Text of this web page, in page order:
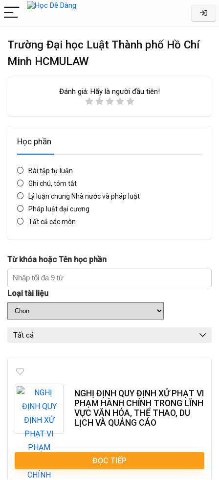
Trường Đại học Luật Thành phố Hồ Chí
Minh HCMULAW
Đánh giá: Hãy là người đầu tiên!
Học phần
Bài tập tự luận
Ghi chú, tóm tắt
Lý luận chung Nhà nước và pháp luật
Pháp luật đại cương
Tất cả các môn
Từ khóa hoặc Tên học phần
Loại tài liệu
Tất cả
NGHỊ ĐỊNH QUY ĐỊNH XỬ PHẠT VI
PHẠM HÀNH CHÍNH TRONG LĨNH
VỰC VĂN HÓA, THỂ THAO, DU
LỊCH VÀ QUẢNG CÁO
ĐỌC TIẾP